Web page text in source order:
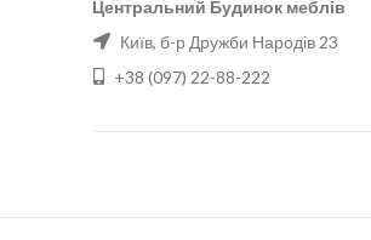
Центральний Будинок меблів
Київ, б-р Дружби Народів 23
+38 (097) 22-88-222